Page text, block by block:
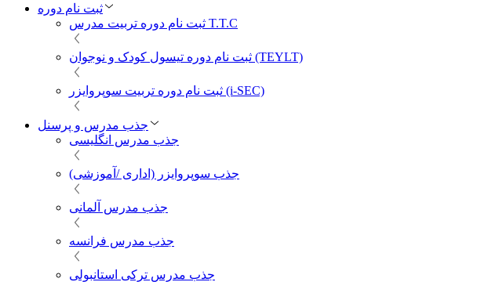
ثبت نام دوره
ثبت نام دوره تربیت مدرس T.T.C
ثبت نام دوره تیسول کودک و نوجوان (TEYLT)
ثبت نام دوره تربیت سوپروایزر (i-SEC)
جذب مدرس و پرسنل
جذب مدرس انگلیسی
جذب سوپروایزر (اداری /آموزشی)
جذب مدرس آلمانی
جذب مدرس فرانسه
جذب مدرس ترکی استانبولی